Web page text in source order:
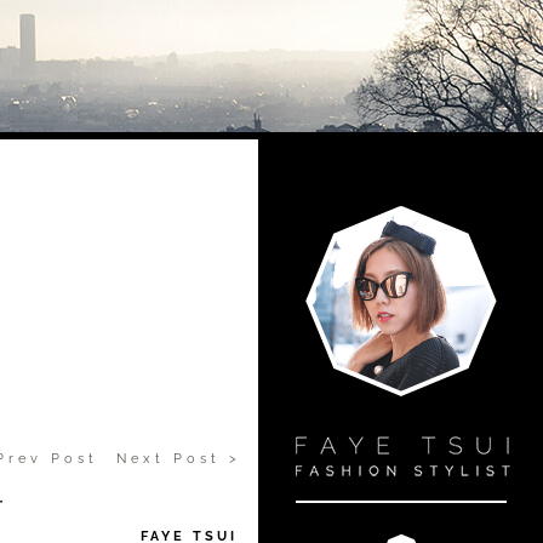
Post Next Post >
FAYE TSUI